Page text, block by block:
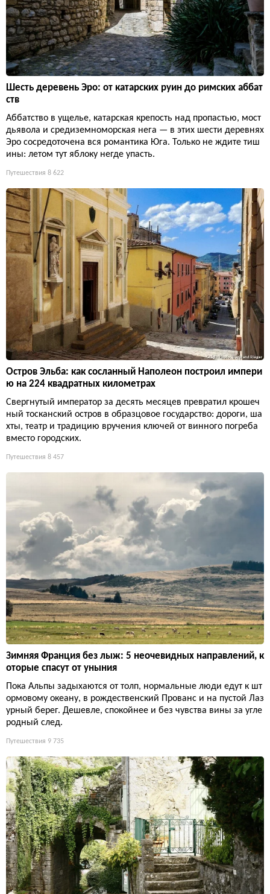
Шесть деревень Эро: от катарских руин до римских аббат
ств
Аббатство в ущелье, катарская крепость над пропастью, мост
дьявола и средиземноморская нега — в этих шести деревнях
Эро сосредоточена вся романтика Юга. Только не ждите тиш
ины: летом тут яблоку негде упасть.
Путешествия 8 622
Остров Эльба: как сосланный Наполеон построил импери
ю на 224 квадратных километрах
Свергнутый император за десять месяцев превратил крошеч
ный тосканский остров в образцовое государство: дороги, ша
хты, театр и традицию вручения ключей от винного погреба
вместо городских.
Путешествия 8 457
Зимняя Франция без лыж: 5 неочевидных направлений, к
оторые спасут от уныния
Пока Альпы задыхаются от толп, нормальные люди едут к шт
ормовому океану, в рождественский Прованс и на пустой Лаз
урный берег. Дешевле, спокойнее и без чувства вины за угле
родный след.
Путешествия 9 735